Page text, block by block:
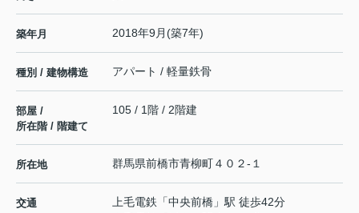
築年月 2018年9月(築7年)
種別 / 建物構造 アパート / 軽量鉄骨
部屋 /
所在階 / 階建て
105 / 1階 / 2階建
所在地 群馬県前橋市青柳町４０２-１
交通 上毛電鉄 「中央前橋 」駅 徒歩42分